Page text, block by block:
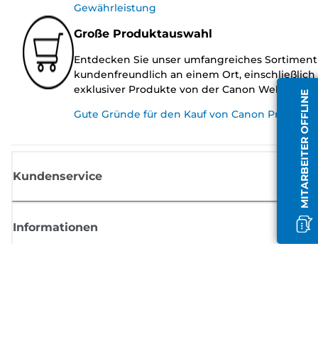
MITARBEITER OFFLINE
Gewährleistung
Große Produktauswahl
Entdecken Sie unser umfangreiches Sortiment
kundenfreundlich an einem Ort, einschließlich
exklusiver Produkte von der Canon Website.
Gute Gründe für den Kauf von Canon
Kundenservice
Informationen